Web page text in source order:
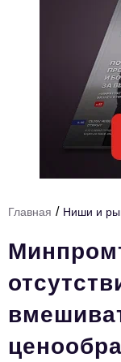
Ниши и рынки
Технологии и
HR
Персона номера
Юридический
Стиль жизни
Главная / Ниши и